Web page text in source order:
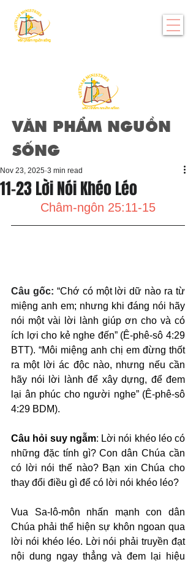
VĂN PHẨM NGUỒN
SỐNG
11-23 Lời Nói Khéo Léo
Nov 23, 2025 3 min read
Châm-ngôn 25:11-15
Câu gốc: “Chớ có một lời dữ nào ra từ
miệng anh em; nhưng khi đáng nói hãy
nói một vài lời lành giúp ơn cho và có
ích lợi cho kẻ nghe đến” (Ê-phê-sô 4:29
BTT). “Môi miệng anh chị em đừng thốt
ra một lời ác độc nào, nhưng nếu cần
hãy nói lời lành để xây dựng, để đem
lại ân phúc cho người nghe” (Ê-phê-sô
4:29 BDM).
Câu hỏi suy ngẫm: Lời nói khéo léo có
những đặc tính gì? Con dân Chúa cần
có lời nói thế nào? Bạn xin Chúa cho
thay đổi điều gì để có lời nói khéo léo?
Vua Sa-lô-môn nhấn mạnh con dân
Chúa phải thể hiện sự khôn ngoan qua
lời nói khéo léo. Lời nói phải truyền đạt
nội dung ngay thẳng và đem lại hiệu